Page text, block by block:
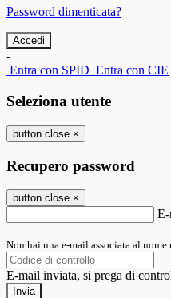
Password dimenticata?
-
Entra con SPID Entra con CIE
Seleziona utente
button close ×
Recupero password
button close ×
Non hai una e-mail associata al
E-mail inviata, si prega di